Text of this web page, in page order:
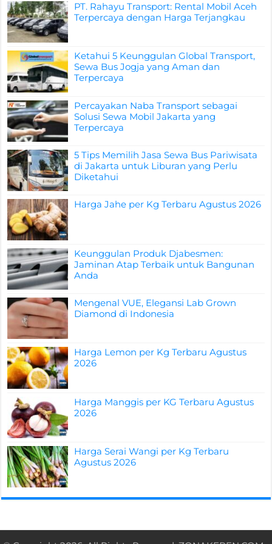
PT. Rahayu Transport: Rental Mobil Aceh
Terpercaya dengan Harga Terjangkau
Ketahui 5 Keunggulan Global Transport,
Sewa Bus Jogja yang Aman dan
Terpercaya
Percayakan Naba Transport sebagai
Solusi Sewa Mobil Jakarta yang
Terpercaya
5 Tips Memilih Jasa Sewa Bus Pariwisata
di Jakarta untuk Liburan yang Perlu
Diketahui
Harga Jahe per Kg Terbaru Agustus 2026
Keunggulan Produk Djabesmen:
Jaminan Atap Terbaik untuk Bangunan
Anda
Mengenal VUE, Elegansi Lab Grown
Diamond di Indonesia
Harga Lemon per Kg Terbaru Agustus
2026
Harga Manggis per KG Terbaru Agustus
2026
Harga Serai Wangi per Kg Terbaru
Agustus 2026